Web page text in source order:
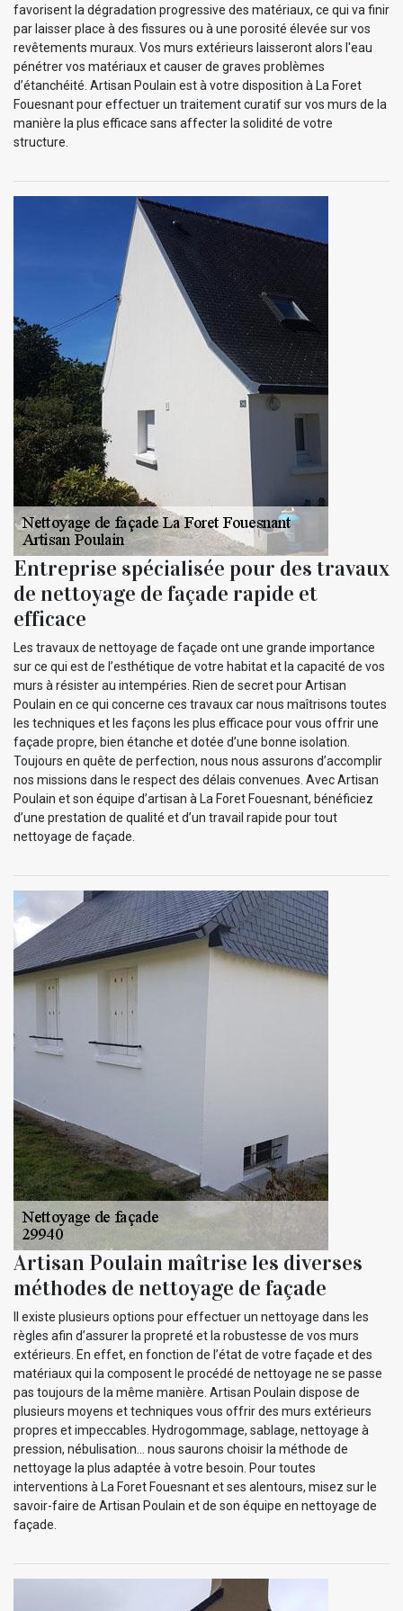
favorisent la dégradation progressive des matériaux, ce qui va finir
par laisser place à des fissures ou à une porosité élevée sur vos
revêtements muraux. Vos murs extérieurs laisseront alors l'eau
pénétrer vos matériaux et causer de graves problèmes
d’étanchéité. Artisan Poulain est à votre disposition à La Foret
Fouesnant pour effectuer un traitement curatif sur vos murs de la
manière la plus efficace sans affecter la solidité de votre
structure.
Entreprise spécialisée pour des travaux
de nettoyage de façade rapide et
efficace
Les travaux de nettoyage de façade ont une grande importance
sur ce qui est de l’esthétique de votre habitat et la capacité de vos
murs à résister au intempéries. Rien de secret pour Artisan
Poulain en ce qui concerne ces travaux car nous maîtrisons toutes
les techniques et les façons les plus efficace pour vous offrir une
façade propre, bien étanche et dotée d’une bonne isolation.
Toujours en quête de perfection, nous nous assurons d’accomplir
nos missions dans le respect des délais convenues. Avec Artisan
Poulain et son équipe d’artisan à La Foret Fouesnant, bénéficiez
d’une prestation de qualité et d’un travail rapide pour tout
nettoyage de façade.
Artisan Poulain maîtrise les diverses
méthodes de nettoyage de façade
Il existe plusieurs options pour effectuer un nettoyage dans les
règles afin d’assurer la propreté et la robustesse de vos murs
extérieurs. En effet, en fonction de l’état de votre façade et des
matériaux qui la composent le procédé de nettoyage ne se passe
pas toujours de la même manière. Artisan Poulain dispose de
plusieurs moyens et techniques vous offrir des murs extérieurs
propres et impeccables. Hydrogommage, sablage, nettoyage à
pression, nébulisation… nous saurons choisir la méthode de
nettoyage la plus adaptée à votre besoin. Pour toutes
interventions à La Foret Fouesnant et ses alentours, misez sur le
savoir-faire de Artisan Poulain et de son équipe en nettoyage de
façade.